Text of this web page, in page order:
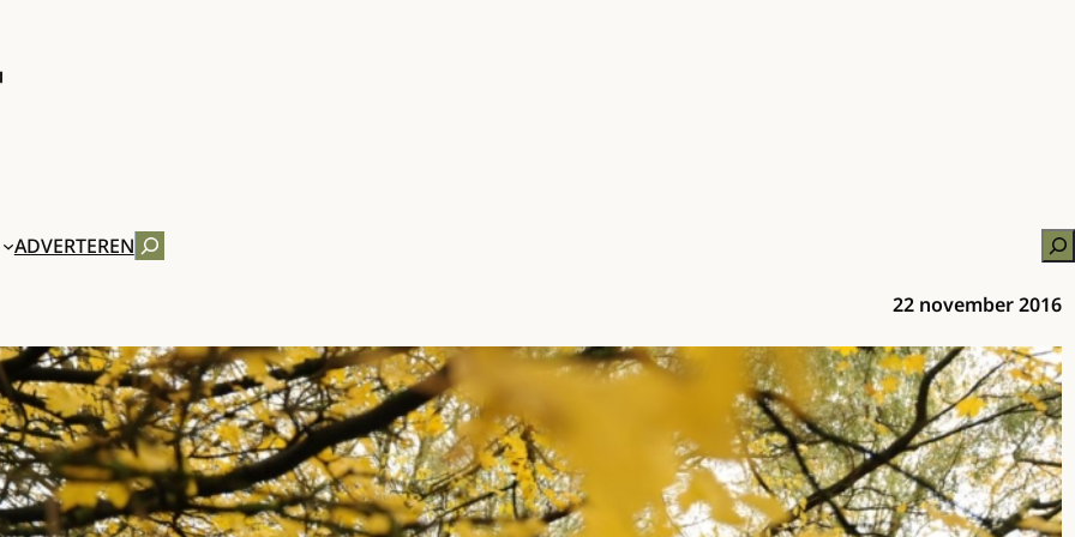
ADVERTERENZOEKEN
22 november 2016